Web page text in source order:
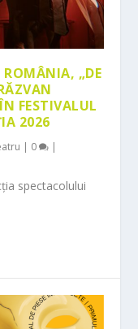
ROMÂNIA, „DE
FESTIVALUL
2026
| 0 |
spectacolului